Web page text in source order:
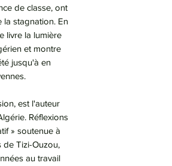
de classe, ont
la stagnation. En
livre la lumière
et montre
jusqu'à en
est l'auteur
Réflexions
» soutenue à
de Tizi-Ouzou,
au travail